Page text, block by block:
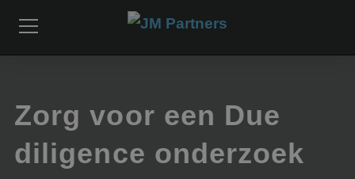
Zorg voor een Due
diligence onderzoek